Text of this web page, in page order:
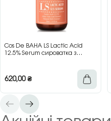
Cos De BAHA LS Lactic Acid
12.5% Serum сироватка з
620,00₴